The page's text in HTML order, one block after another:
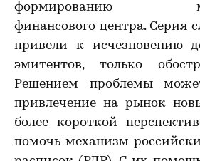
формированию
финансового центра. Серия
привели к исчезновению
эмитентов, только
Решением проблемы
привлечение на рынок
более короткой
помочь механизм